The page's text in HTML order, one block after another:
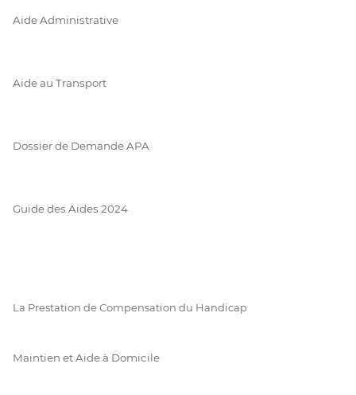
Aide Administrative
Aide au Transport
Dossier de Demande APA
Guide des Aides 2024
La Prestation de Compensation du Handicap
Maintien et Aide à Domicile